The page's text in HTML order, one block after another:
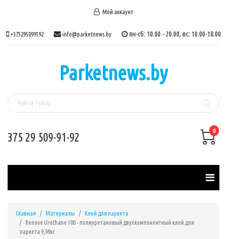
Мой аккаунт
+375295099192 info@parketnews.by пн-сб: 10.00 - 20.00, вс: 10.00-18.00
Parketnews.by
375 29 509-91-92 0
Главная Материалы
Клей для паркета
Renove Urethane 100 - полиуретановый двухкомпонентный клей для
паркета 9,99кг